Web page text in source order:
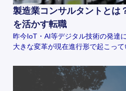
製造業コンサルタントとは
を活かす転職
昨今IoT・AI等デジタル技術の発達
大きな変革が現在進行形で起こっ